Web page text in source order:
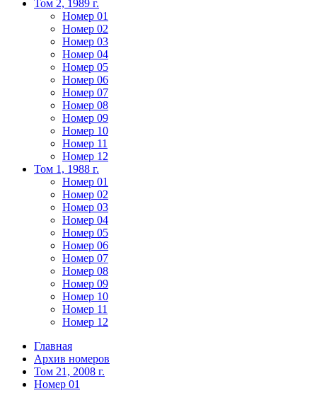
Том 2, 1989 г.
Номер 01
Номер 02
Номер 03
Номер 04
Номер 05
Номер 06
Номер 07
Номер 08
Номер 09
Номер 10
Номер 11
Номер 12
Том 1, 1988 г.
Номер 01
Номер 02
Номер 03
Номер 04
Номер 05
Номер 06
Номер 07
Номер 08
Номер 09
Номер 10
Номер 11
Номер 12
Главная
Архив номеров
Том 21, 2008 г.
Номер 01